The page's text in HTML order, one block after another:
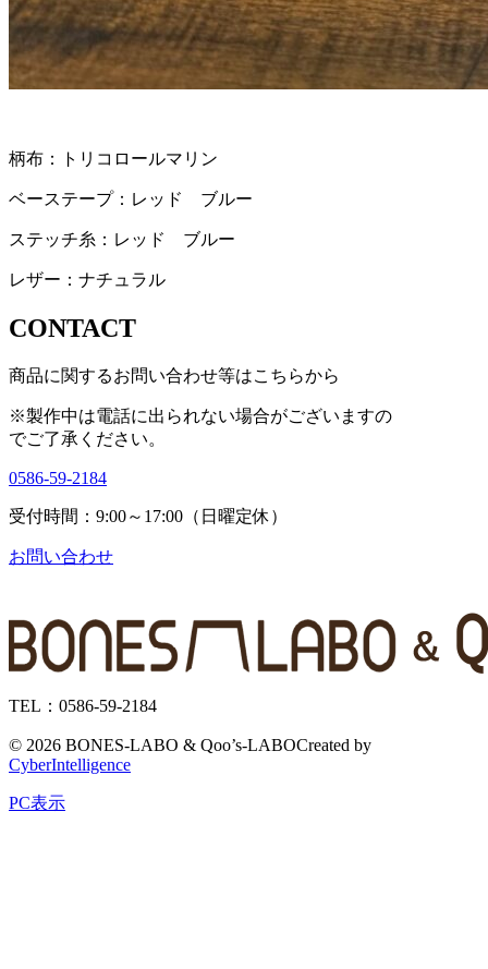
柄布：トリコロールマリン
ベーステープ：レッド ブルー
ステッチ糸：レッド ブルー
レザー：ナチュラル
CONTACT
商品に関するお問い合わせ等はこちらから
※製作中は電話に出られない場合がございますの
でご了承ください。
0586-59-2184
受付時間：9:00～17:00（日曜定休）
お問い合わせ
TEL：0586-59-2184
© 2026 BONES-LABO & Qoo’s-LABOCreated by
CyberIntelligence
PC表示